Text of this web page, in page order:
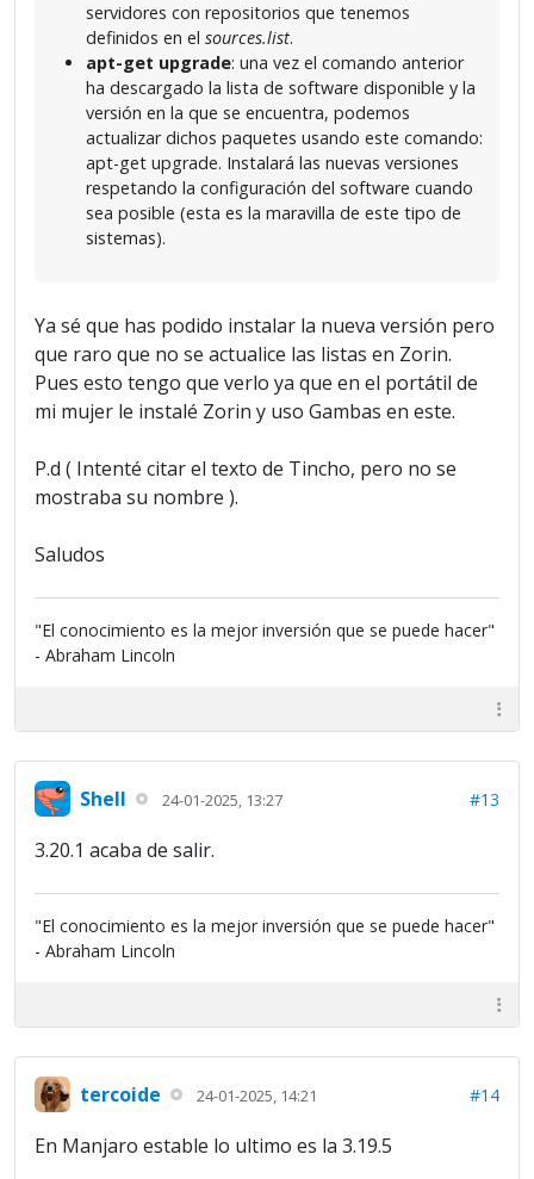
servidores con repositorios que tenemos
definidos en el sources.list.
apt-get upgrade: una vez el comando anterior
ha descargado la lista de software disponible y la
versión en la que se encuentra, podemos
actualizar dichos paquetes usando este comando:
apt-get upgrade. Instalará las nuevas versiones
respetando la configuración del software cuando
sea posible (esta es la maravilla de este tipo de
sistemas).
Ya sé que has podido instalar la nueva versión pero
que raro que no se actualice las listas en Zorin.
Pues esto tengo que verlo ya que en el portátil de
mi mujer le instalé Zorin y uso Gambas en este.
P.d ( Intenté citar el texto de Tincho, pero no se
mostraba su nombre ).
Saludos
"El conocimiento es la mejor inversión que se puede hacer"
- Abraham Lincoln
Shell 24-01-2025, 13:27 #13
3.20.1 acaba de salir.
"El conocimiento es la mejor inversión que se puede hacer"
- Abraham Lincoln
tercoide 24-01-2025, 14:21 #14
En Manjaro estable lo ultimo es la 3.19.5